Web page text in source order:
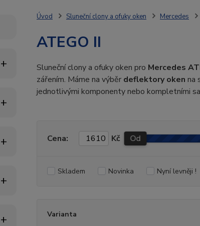
Úvod Sluneční clony a ofuky oken Mercedes
ATEGO II
Sluneční clony a ofuky oken pro Mercedes
zářením. Máme na výběr deflektory oken na
jednotlivými komponenty nebo kompletními
Cena: Kč Od
Skladem Novinka Nyní levněji !
Varianta